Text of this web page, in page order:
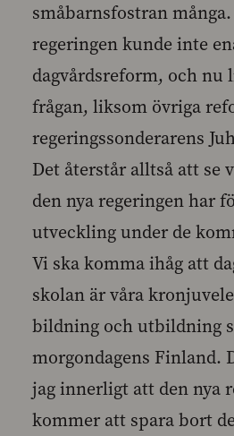
småbarnsfostran många.
regeringen kunde inte
dagvårdsreform, och nu
frågan, liksom övriga
regeringssonderarens
Det återstår alltså att se
den nya regeringen har
utveckling under de
Vi ska komma ihåg att
skolan är våra
bildning och utbildning
morgondagens Finland.
jag innerligt att den nya
kommer att spara bort